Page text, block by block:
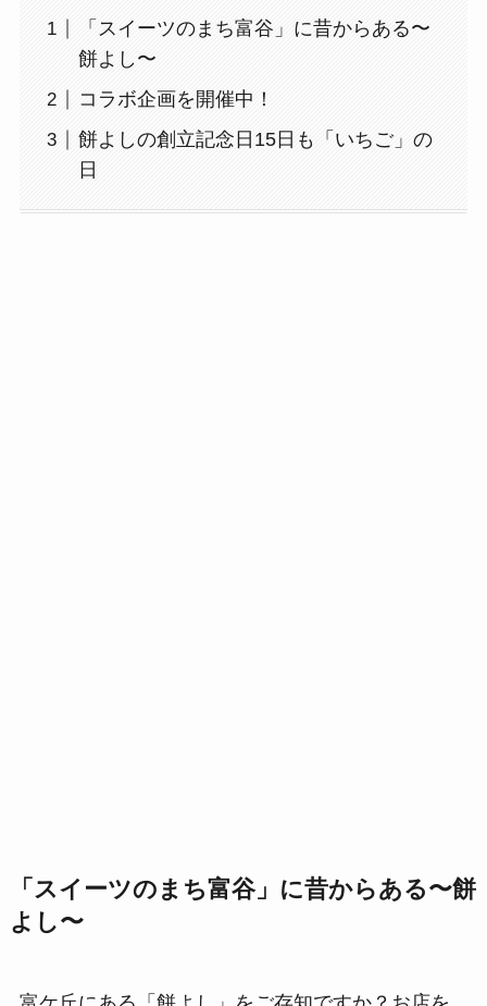
「スイーツのまち富谷」に昔からある〜
餅よし〜
コラボ企画を開催中！
餅よしの創立記念日15日も「いちご」の
日
「スイーツのまち富谷」に昔からある〜餅
よし〜